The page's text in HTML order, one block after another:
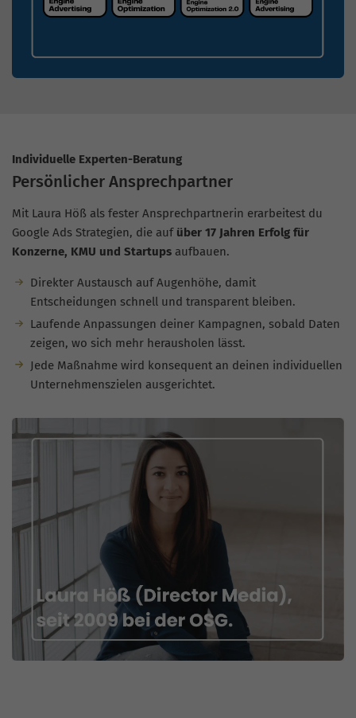
Individuelle Experten-Beratung
Persönlicher Ansprechpartner
Mit Laura Höß als fester Ansprechpartnerin erarbeitest du
Google Ads Strategien, die auf über 17 Jahren Erfolg für
Konzerne, KMU und Startups aufbauen.
Direkter Austausch auf Augenhöhe, damit
Entscheidungen schnell und transparent bleiben.
Laufende Anpassungen deiner Kampagnen, sobald Daten
zeigen, wo sich mehr herausholen lässt.
Jede Maßnahme wird konsequent an deinen individuellen
Unternehmenszielen ausgerichtet.